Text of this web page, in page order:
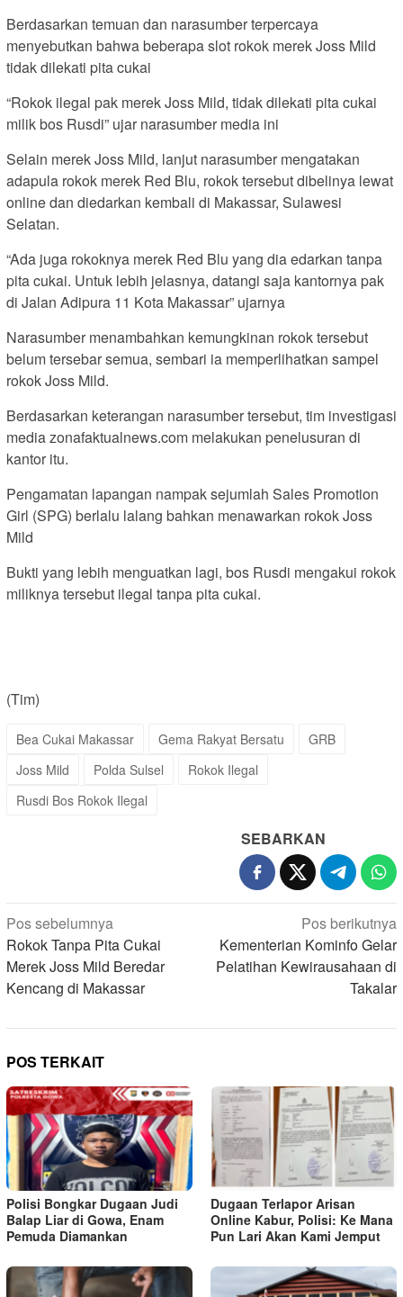
Berdasarkan temuan dan narasumber terpercaya
menyebutkan bahwa beberapa slot rokok merek Joss Mild
tidak dilekati pita cukai
“Rokok ilegal pak merek Joss Mild, tidak dilekati pita cukai
milik bos Rusdi” ujar narasumber media ini
Selain merek Joss Mild, lanjut narasumber mengatakan
adapula rokok merek Red Blu, rokok tersebut dibelinya lewat
online dan diedarkan kembali di Makassar, Sulawesi
Selatan.
“Ada juga rokoknya merek Red Blu yang dia edarkan tanpa
pita cukai. Untuk lebih jelasnya, datangi saja kantornya pak
di Jalan Adipura 11 Kota Makassar” ujarnya
Narasumber menambahkan kemungkinan rokok tersebut
belum tersebar semua, sembari ia memperlihatkan sampel
rokok Joss Mild.
Berdasarkan keterangan narasumber tersebut, tim investigasi
media zonafaktualnews.com melakukan penelusuran di
kantor itu.
Pengamatan lapangan nampak sejumlah Sales Promotion
Girl (SPG) berlalu lalang bahkan menawarkan rokok Joss
Mild
Bukti yang lebih menguatkan lagi, bos Rusdi mengakui rokok
miliknya tersebut ilegal tanpa pita cukai.
(Tim)
Bea Cukai Makassar Gema Rakyat Bersatu
GRB
Joss Mild
Polda Sulsel
Rokok Ilegal
Rusdi Bos Rokok Ilegal
SEBARKAN
Navigasi
pos
Pos sebelumnya
Rokok Tanpa Pita Cukai
Merek Joss Mild Beredar
Kencang di Makassar
Pos berikutnya
Kementerian Kominfo Gelar
Pelatihan Kewirausahaan di
Takalar
POS TERKAIT
Polisi Bongkar Dugaan Judi
Balap Liar di Gowa, Enam
Pemuda Diamankan
Dugaan Terlapor Arisan
Online Kabur, Polisi: Ke Mana
Pun Lari Akan Kami Jemput